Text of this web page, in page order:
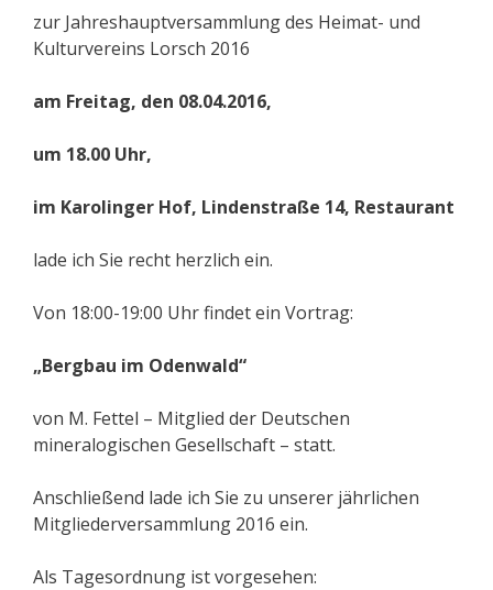
zur Jahreshauptversammlung des Heimat- und
Kulturvereins Lorsch 2016
am Freitag, den 08.04.2016,
um 18.00 Uhr,
im Karolinger Hof, Lindenstraße 14, Restaurant
lade ich Sie recht herzlich ein.
Von 18:00-19:00 Uhr findet ein Vortrag:
„Bergbau im Odenwald“
von M. Fettel – Mitglied der Deutschen
mineralogischen Gesellschaft – statt.
Anschließend lade ich Sie zu unserer jährlichen
Mitgliederversammlung 2016 ein.
Als Tagesordnung ist vorgesehen: